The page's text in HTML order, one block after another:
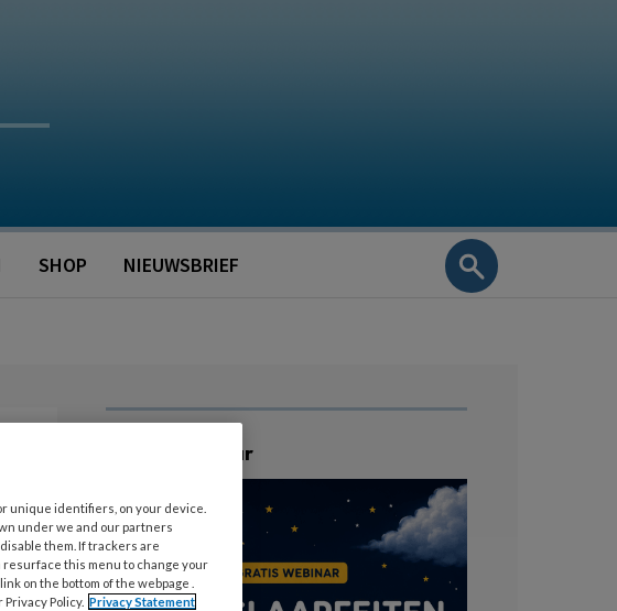
SHOP NIEUWSBRIEF
Gratis Webinar
unique identifiers, on your device.
under we and our partners
them. If trackers are
resurface this menu to change your
on the bottom of the webpage .
Policy. Privacy Statement